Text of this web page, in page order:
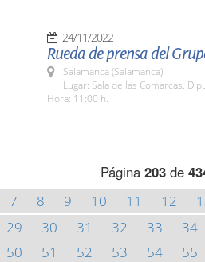
24/11/2022
Rueda de prensa del
Salamanca (Salamanca)
Lugar: Sala de las Comarcas.
Hora: 11:00 h.
Página 203de
7 8 9 10 11 12
29 30 31 32 33 34
50 51 52 53 54 55